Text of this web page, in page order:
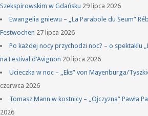
Szekspirowskim w Gdańsku 29 lipca 2026
Ewangelia gniewu – „La Parabole du Seum”
Festwochen 27 lipca 2026
Po każdej nocy przychodzi noc? – o spektaklu
na Festival d’Avignon 20 lipca 2026
Ucieczka w noc – „Eks” von Mayenburga/
czerwca 2026
Tomasz Mann w kostnicy – „Ojczyzna” Pawła
2026